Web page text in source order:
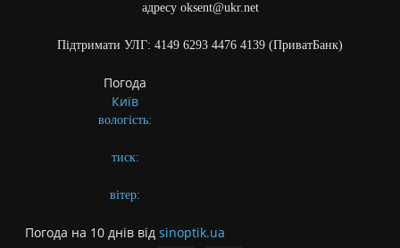
адресу oksent@ukr.net
Підтримати УЛГ: 4149 6293 4476 4139 (ПриватБанк)
Погода
Київ
вологість:
тиск:
вітер:
Погода на 10 днів від sinoptik.ua